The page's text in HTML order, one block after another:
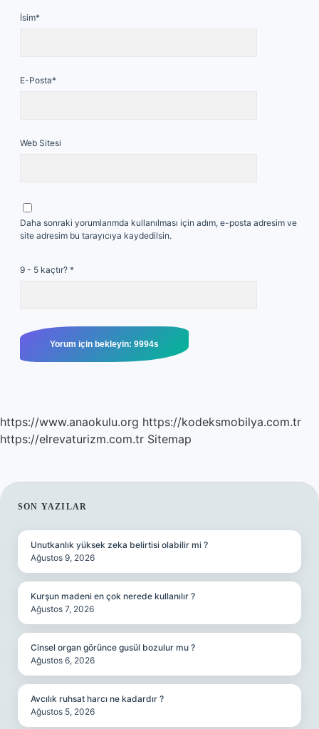
İsim*
E-Posta*
Web Sitesi
Daha sonraki yorumlarımda kullanılması için adım, e-posta adresim ve
site adresim bu tarayıcıya kaydedilsin.
9 - 5 kaçtır? *
https://www.anaokulu.org https://kodeksmobilya.com.tr
https://elrevaturizm.com.tr Sitemap
SIDEBAR
SON YAZILAR
Unutkanlık yüksek zeka belirtisi olabilir mi ?
Ağustos 9, 2026
Kurşun madeni en çok nerede kullanılır ?
Ağustos 7, 2026
Cinsel organ görünce gusül bozulur mu ?
Ağustos 6, 2026
Avcılık ruhsat harcı ne kadardır ?
Ağustos 5, 2026